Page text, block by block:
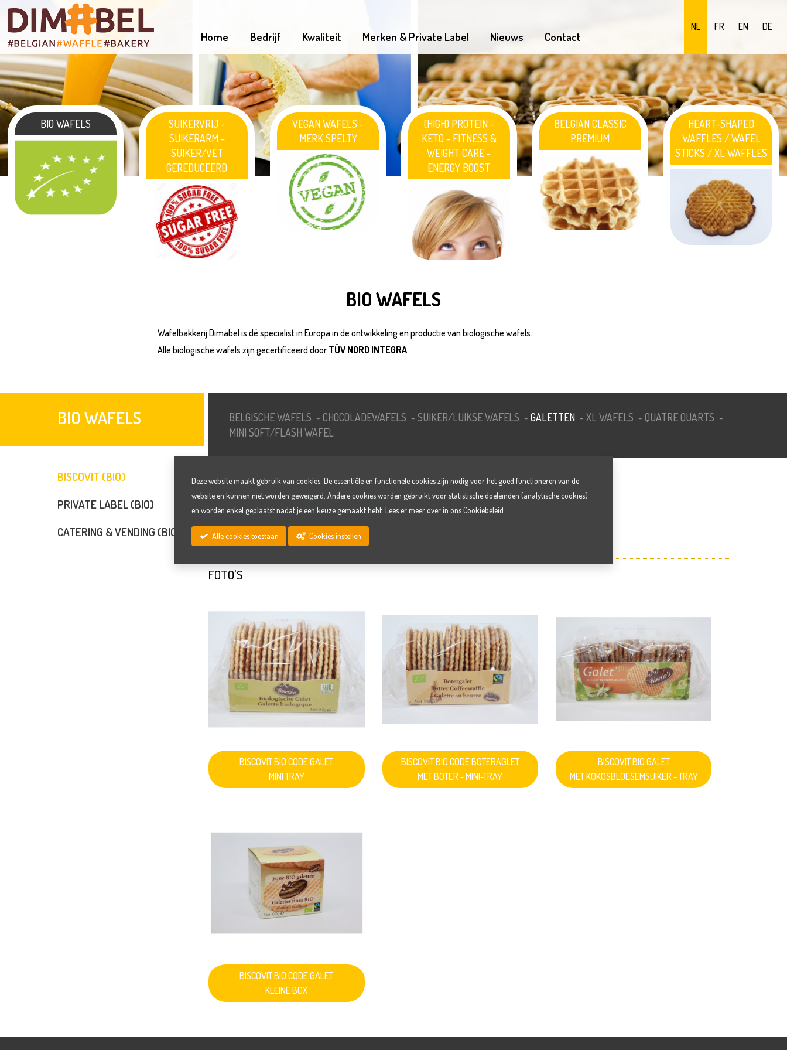
NL FR EN DE
Home Bedrijf Kwaliteit Merken & Private Label Nieuws Contact
BIO WAFELS
SUIKERVRIJ -
SUIKERARM -
SUIKER/VET
GEREDUCEERD
VEGAN WAFELS -
MERK SPELTY
(HIGH) PROTEIN -
KETO - FITNESS &
WEIGHT CARE -
ENERGY BOOST
BELGIAN CLASSIC
PREMIUM
HEART-SHAPED
WAFFLES / WAFEL
STICKS / XL WAFFLES
BIO WAFELS
Wafelbakkerij Dimabel is dé specialist in Europa in de ontwikkeling en productie van biologische wafels.
Alle biologische wafels zijn gecertificeerd door TÜV NORD INTEGRA.
BIO WAFELS
BISCOVIT (BIO)
PRIVATE LABEL (BIO)
CATERING & VENDING (BIO)
BELGISCHE WAFELS - CHOCOLADEWAFELS - SUIKER/LUIKSE WAFELS - GALETTEN - XL WAFELS - QUATRE QUARTS -
MINI SOFT/FLASH WAFEL
GALETTEN
FOTO'S
BISCOVIT BIO CODE GALET
MINI TRAY
BISCOVIT BIO CODE BOTERAGLET
MET BOTER - MINI-TRAY
BISCOVIT BIO GALET
MET KOKOSBLOESEMSUIKER - TRAY
BISCOVIT BIO CODE GALET
KLEINE BOX
Deze website maakt gebruik van cookies. De essentiële en functionele cookies zijn nodig voor het goed functioneren van de
website en kunnen niet worden geweigerd. Andere cookies worden gebruikt voor statistische doeleinden (analytische cookies)
en worden enkel geplaatst nadat je een keuze gemaakt hebt. Lees er meer over in onsCookiebeleid
Alle cookies toestaan Cookies instellen